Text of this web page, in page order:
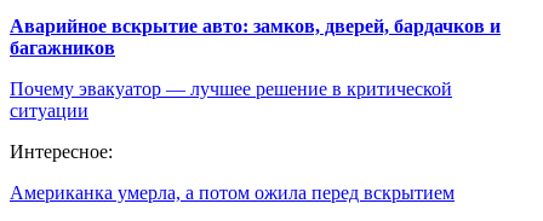
Аварийное вскрытие авто: замков, дверей, бардачков и
багажников
Почему эвакуатор — лучшее решение в критической
ситуации
Интересное:
Американка умерла, а потом ожила перед вскрытием